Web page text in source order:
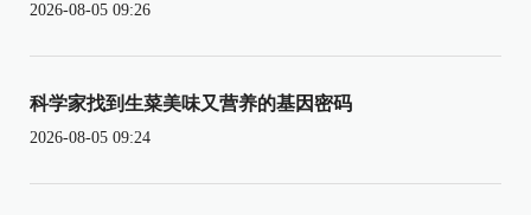
2026-08-05 09:26
科学家找到生菜美味又营养的基因密码
2026-08-05 09:24